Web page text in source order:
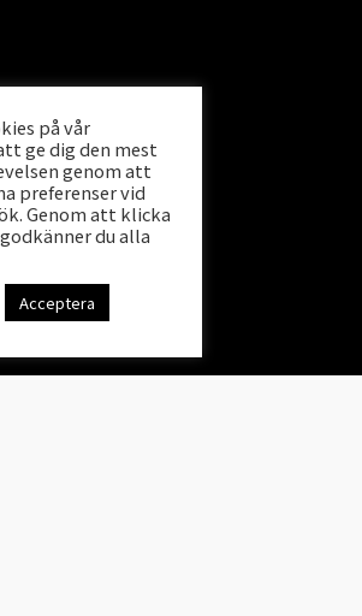
på vår
ge dig den mest
genom att
preferenser vid
Genom att klicka
du alla
Acceptera